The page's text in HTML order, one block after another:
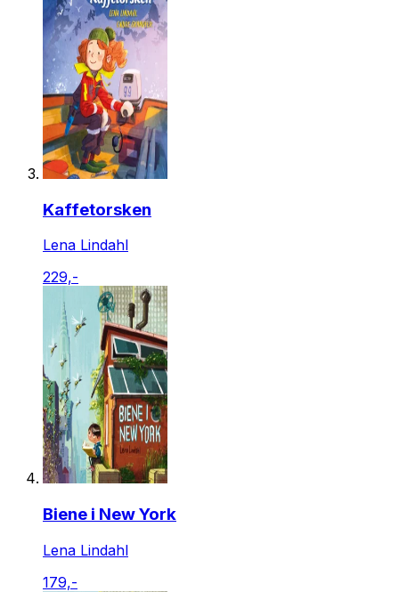
Kaffetorsken
Lena Lindahl
229,-
Biene i New York
Lena Lindahl
179,-